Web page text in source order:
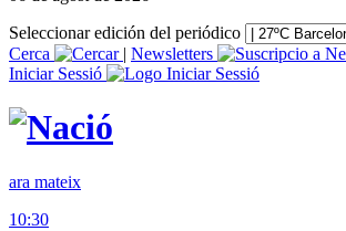
Seleccionar edición del periódico
Cerca
| Newsletters
Iniciar Sessió
ara mateix
10:30